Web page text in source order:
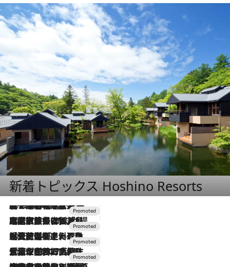
新着トピックス Hoshino Resorts
2026.8.7
【トンボの足水浴】ヒノキの香りに包まれて涼感マックス！約13℃の湧水かけ流しを避暑地「星野温泉 トンボの湯」で体験
2026.7.31
【ホテル帰省】という選択肢をOMOが提案。家族とほどよい距離を保つには「昼は実家、夜は気兼ねなくホテルで！」
2026.7.24
【夏限定ディナーコース】旬を迎える稚鮎や花ズッキーニなどをイタリア・トスカーナの郷土料理の手法で満喫！
2026.7.17
「土佐和ハーブかき氷」がOMO7高知に登場！生姜、山椒、大葉など目にも舌にも涼を呼ぶ郷土の味